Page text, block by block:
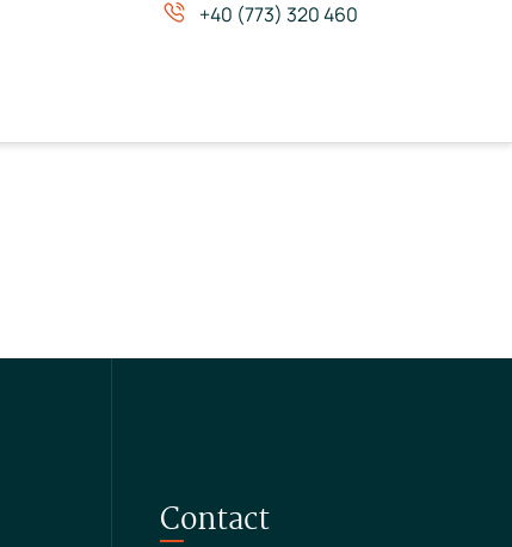
+40 (773) 320 460
Contact